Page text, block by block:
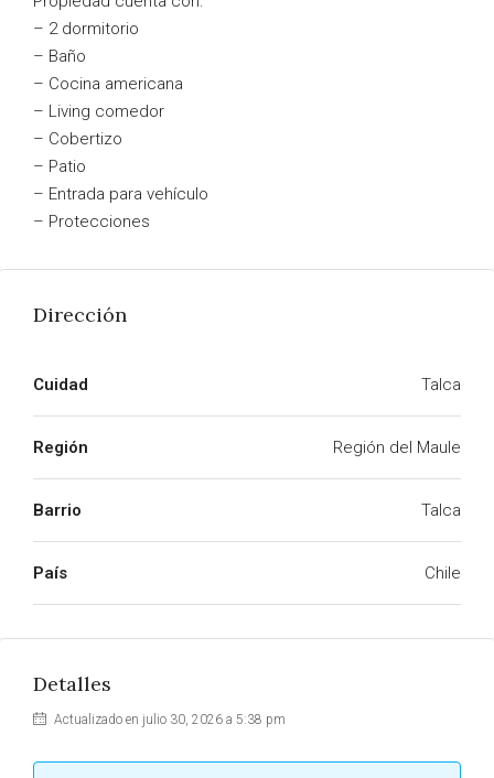
– 2 dormitorio
– Baño
– Cocina americana
– Living comedor
– Cobertizo
– Patio
– Entrada para vehículo
– Protecciones
Dirección
Cuidad Talca
Región Región del Maule
Barrio Talca
País Chile
Detalles
Actualizado en julio 30, 2026 a 5:38 pm